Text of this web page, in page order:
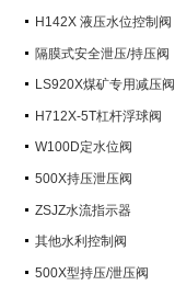
制阀H142X 液压水位控制阀
隔膜式安全泄压/持压阀
LS920X煤矿专用减压阀
H712X-5T杠杆浮球阀
W100D定水位阀
500X持压泄压阀
ZSJZ水流指示器
其他水利控制阀
500X型持压/泄压阀